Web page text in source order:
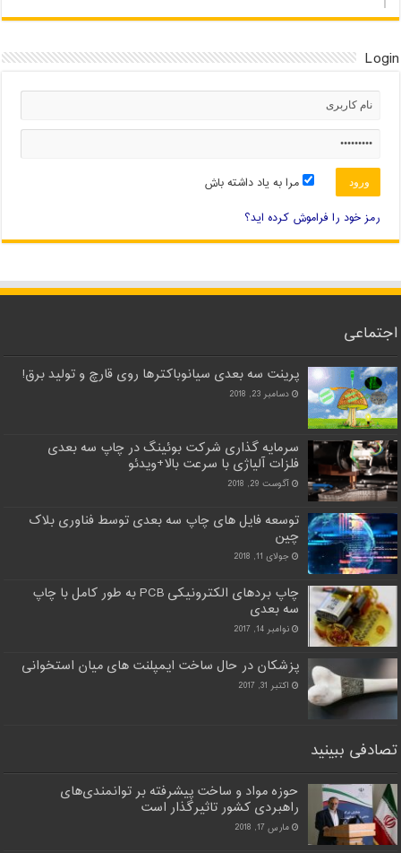
Login
مرا به یاد داشته باش
رمز خود را فراموش کرده اید؟
اجتماعی
پرینت سه بعدی سیانوباکترها روی قارچ و تولید برق!
دسامبر 23, 2018
سرمایه گذاری شرکت بوئینگ در چاپ سه بعدی
فلزات آلیاژی با سرعت بالا+ویدئو
آگوست 29, 2018
توسعه فایل های چاپ سه بعدی توسط فناوری بلاک
چین
جولای 11, 2018
چاپ بردهای الکترونیکی PCB به طور کامل با چاپ
سه بعدی
نوامبر 14, 2017
پزشکان در حال ساخت ایمپلنت های میان استخوانی
اکتبر 31, 2017
تصادفی ببینید
حوزه مواد و ساخت پیشرفته بر توانمندی‌های
راهبردی کشور تاثیرگذار است
مارس 17, 2018